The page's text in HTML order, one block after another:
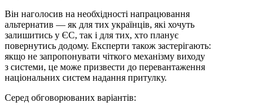
Він наголосив на необхідності напрацювання
альтернатив — як для тих українців, які хочуть
залишитись у ЄС, так і для тих, хто планує
повернутись додому. Експерти також застерігають:
якщо не запропонувати чіткого механізму виходу
з системи, це може призвести до перевантаження
національних систем надання притулку.
Серед обговорюваних варіантів: